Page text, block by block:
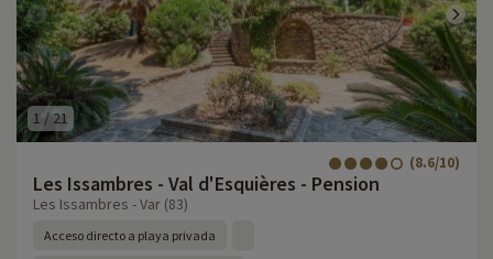
1 /21
Les Issambres - Val d'Esquières - Pension
(8.6/10)
Les Issambres - Var (83)
Acceso directo a playa privada